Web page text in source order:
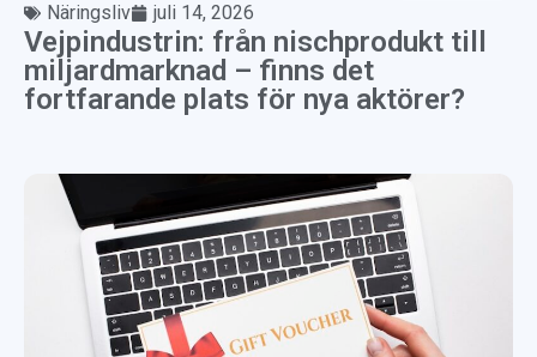
Näringsliv juli 14, 2026
Vejpindustrin: från nischprodukt till
miljardmarknad – finns det
fortfarande plats för nya aktörer?